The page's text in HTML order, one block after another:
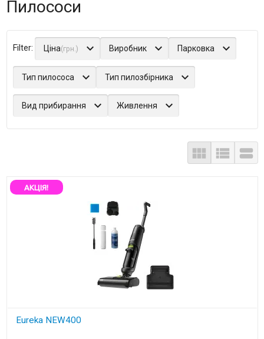
Пилососи
Ціна(грн.) Виробник Парковка
Тип пилососа Тип пилозбірника
Вид прибирання Живлення
  
Eureka NEW400
АКЦІЯ!